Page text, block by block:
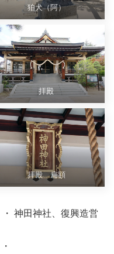
狛犬（阿）
拝殿
拝殿 扁額
・ 神田神社、復興造営